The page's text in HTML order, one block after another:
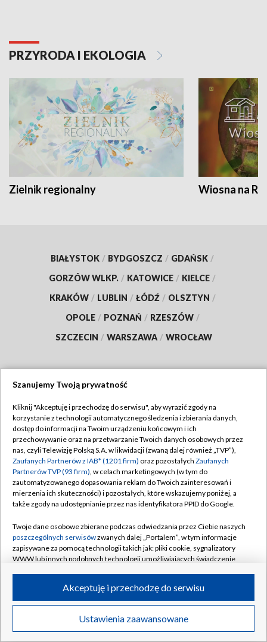
PRZYRODA I EKOLOGIA
Zielnik regionalny Wiosna na
BIAŁYSTOK / BYDGOSZCZ / GDAŃSK /
GORZÓW WLKP. / KATOWICE / KIELCE /
KRAKÓW / LUBLIN / ŁÓDŹ / OLSZTYN /
OPOLE / POZNAŃ / RZESZÓW /
SZCZECIN / WARSZAWA / WROCŁAW
TVP
Abonament TVP
Emisja w TVP
Centrum informacji TVP
Naziemna Telewizja Cyfrowa
Rada Programowa
System NOS
Informacje o nadawcy
Program dla prasy
Ogłoszenie przetargowe
Regulamin TVP
Polityka prywatności
Moje zgody
Pomoc
Kontakt
Kanały
©2026 Telewizja Polska S.A. w likwidacji
Szanujemy Twoją prywatność
Kliknij "Akceptuję i przechodzę do serwisu", aby wyrazić zgody na
korzystanie z technologii automatycznego śledzenia i zbierania danych,
dostęp do informacji na Twoim urządzeniu końcowym i ich
przechowywanie oraz na przetwarzanie Twoich danych osobowych przez
nas, czyli Telewizję Polską S.A. w likwidacji (zwaną dalej również „TVP”),
Zaufanych Partnerów z IAB* (1201 firm) oraz pozostałych Zaufanych
Partnerów TVP (93 firm), w celach marketingowych (w tym do
zautomatyzowanego dopasowania reklam do Twoich zainteresowań i
mierzenia ich skuteczności) i pozostałych, które wskazujemy poniżej, a
także zgody na udostępnianie przez nas identyfikatora PPID do Google.
Twoje dane osobowe zbierane podczas odwiedzania przez Ciebie naszych
poszczególnych serwisówzwanych dalej „Portalem”, w tym informacje
zapisywane za pomocą technologii takich jak: pliki cookie, sygnalizatory
WWW lub innych podobnych technologii umożliwiających świadczenie
ruchu w Internecie.
Twoje dane osobowe zbierane podczas odwiedzania przez Ciebie
poszczególnych serwisówna Portalu, takie jak adresy IP, identyfikatory
Ustawienia zaawansowane
Akceptuję i przechodzę do serwisu